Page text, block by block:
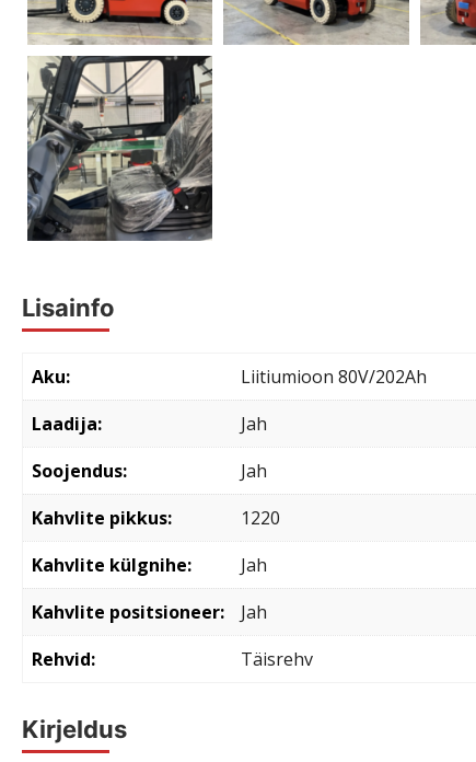
Lisainfo
Aku
Liitiumioon 80V/202Ah
Laadija
Jah
Soojendus
Jah
Kahvlite pikkus
1220
Kahvlite külgnihe
Jah
Kahvlite positsioneer
Jah
Rehvid
Täisrehv
Kirjeldus